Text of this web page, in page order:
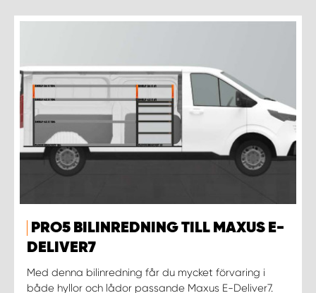
PRO5 BILINREDNING TILL MAXUS E-
DELIVER7
Med denna bilinredning får du mycket förvaring i
både hyllor och lådor passande Maxus E-Deliver7.